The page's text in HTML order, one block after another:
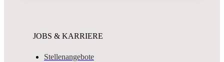
JOBS & KARRIERE
Stellenangebote